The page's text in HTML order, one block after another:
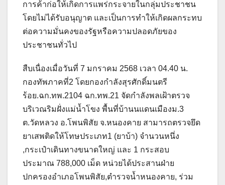
การค้าก่อให้เกิดการแพร่กระจายในกลุ่มประชาชน
โดยไม่ได้รับอนุญาต และเป็นการทำให้เกิดผลกระทบ
ต่อความมั่นคงของรัฐหรือความปลอดภัยของ
ประชาชนทั่วไป
สืบเนื่องเมื่อวันที่ 7 มกราคม 2568 เวลา 04.40 น.
กองทัพภาคที่2 โดยกองกำลังสุรศักดิ์มนตรี
ร้อย.ฉก.ทพ.2104 ฉก.ทพ.21 จัดกำลังพลเฝ้าตรวจ
บริเวณริมฝั่งแม่น้ำโขง พื้นที่บ้านนแดนเมืองม.3
ต.วัดหลวง อ.โพนพิสัย จ.หนองคาย สามารถตรวจยึด
ยาเสพติดให้โทษประเภท1 (ยาบ้า) จำนวนหนึ่ง
,กระเป๋าเดินทางขนาดใหญ่ และ 1 กระสอบ
ประมาณ 788,000 เม็ด หน่วยได้ประสานฝ่าย
ปกครองอำเภอโพนพิสัย,ตำรวจน้ำหนองคาย, ร่วม